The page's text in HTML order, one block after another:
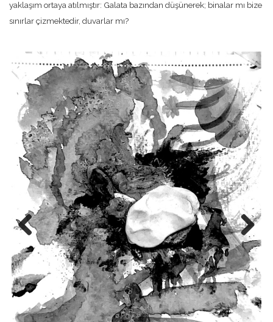
yaklaşım ortaya atılmıştır: Galata bazından düşünerek; binalar mı bize
sınırlar çizmektedir, duvarlar mı?
Previo
us
Next